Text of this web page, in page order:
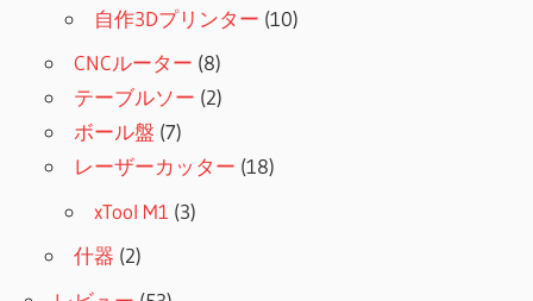
自作3Dプリンター (10)
CNCルーター (8)
テーブルソー (2)
ボール盤 (7)
レーザーカッター (18)
xTool M1 (3)
什器 (2)